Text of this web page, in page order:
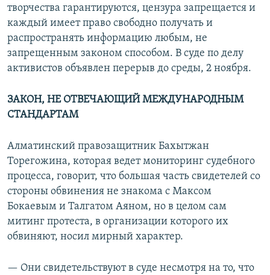
творчества гарантируются, цензура запрещается и
каждый имеет право свободно получать и
распространять информацию любым, не
запрещенным законом способом. В суде по делу
активистов объявлен перерыв до среды, 2 ноября.
ЗАКОН, НЕ ОТВЕЧАЮЩИЙ МЕЖДУНАРОДНЫМ
СТАНДАРТАМ
Алматинский правозащитник Бахытжан
Торегожина, которая ведет мониторинг судебного
процесса, говорит, что большая часть свидетелей со
стороны обвинения не знакома с Максом
Бокаевым и Талгатом Аяном, но в целом сам
митинг протеста, в организации которого их
обвиняют, носил мирный характер.
— Они свидетельствуют в суде несмотря на то, что